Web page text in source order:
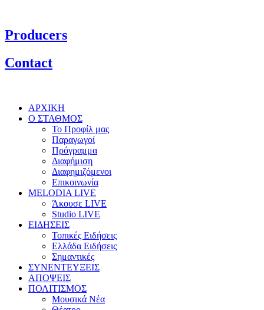
Producers
Contact
ΑΡΧΙΚΗ
Ο ΣΤΑΘΜΟΣ
Το Προφίλ μας
Παραγωγοί
Πρόγραμμα
Διαφήμιση
Διαφημιζόμενοι
Επικοινωνία
MELODIA LIVE
Άκουσε LIVE
Studio LIVE
ΕΙΔΗΣΕΙΣ
Τοπικές Ειδήσεις
Ελλάδα Ειδήσεις
Σημαντικές
ΣΥΝΕΝΤΕΥΞΕΙΣ
ΑΠΟΨΕΙΣ
ΠΟΛΙΤΙΣΜΟΣ
Μουσικά Νέα